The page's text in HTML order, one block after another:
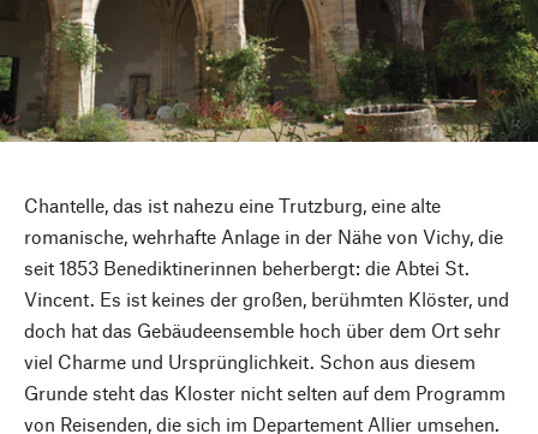
Chantelle, das ist nahezu eine Trutzburg, eine alte
romanische, wehrhafte Anlage in der Nähe von Vichy, die
seit 1853 Benediktinerinnen beherbergt: die Abtei St.
Vincent. Es ist keines der großen, berühmten Klöster, und
doch hat das Gebäudeensemble hoch über dem Ort sehr
viel Charme und Ursprünglichkeit. Schon aus diesem
Grunde steht das Kloster nicht selten auf dem Programm
von Reisenden, die sich im Departement Allier umsehen.